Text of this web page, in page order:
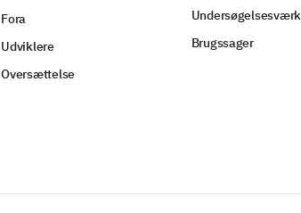
Fora
Udviklere
Oversættelse
Brugssager